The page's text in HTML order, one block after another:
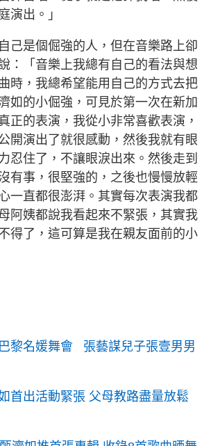
演出。」
己是個倔強的人，但在音樂路上卻
：「音樂上我總有自己的看法與想
時，我總希望能用自己的方式去把
如的小倔強，可見於第一次在新加
正的表演，我從小非常喜歡表演，
開演出了就很感動，然後我就有眼
忍住了，不讓眼淚出來。然後走到
有事，很堅強的，之後也慢慢放輕
一直都很澎湃。其實每次表演我都
阿姨都說我看起來不緊張，其實我
得了，這可算是我在親友面前的小
黎名媛舞會 張藝謀兒子張壹男男
首出活動緊張 父母教路盡量放鬆